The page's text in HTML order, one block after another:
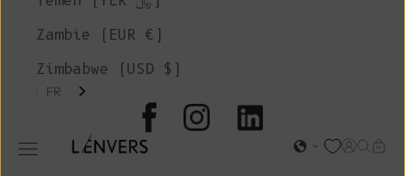
L'ENVERS
Ouvrir le menu de navigation Page
Zambie (EUR €)
Zimbabwe (USD $)
FR